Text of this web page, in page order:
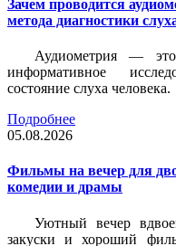
Зачем проводится
метода диагностики
Аудиометрия —
информативное
состояние слуха человека.
Подробнее
05.08.2026
Фильмы на вечер для
комедии и драмы
Уютный вечер
закуски и хороший